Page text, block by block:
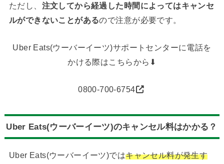
ただし、 注文してから経過した時間によってはキャンセ
ルができないことがあるので注意が必要です。
Uber Eats(ウーバーイーツ)サポートセンターに電話を
かける際はこちらから⬇︎
0800-700-6754
Uber Eats(ウーバーイーツ)のキャンセル料はかかる？
Uber Eats(ウーバーイーツ)ではキャンセル料が発生す